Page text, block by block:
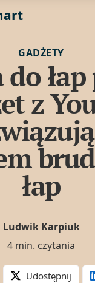
GADŻETY
łap
z
łap
Ludwik Karpiuk
4 min. czytania
Udostępnij